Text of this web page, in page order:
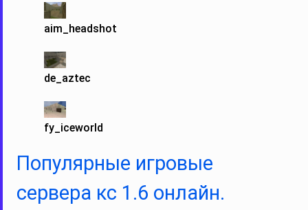
aim_headshot
de_aztec
fy_iceworld
Популярные игровые
сервера кс 1.6 онлайн.